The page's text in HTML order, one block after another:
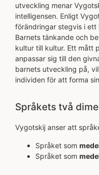
utveckling menar
intelligensen. Enligt
förändringar stegvis i
Barnets tänkande och
kultur till kultur. Ett mått
anpassar sig till den
barnets utveckling på,
individen för att forma
Språkets två
Vygotskij anser att
Språket som
Språket som